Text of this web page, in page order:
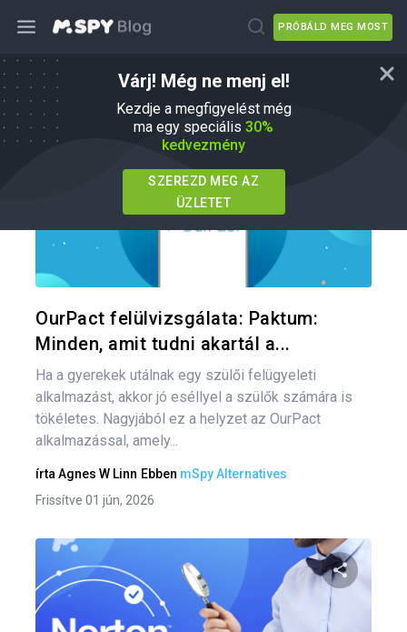
PRÓBÁLD MEG MOST
Várj! Még ne menj el!
Kezdje a megfigyelést még
ma egy speciális 30%
kedvezmény
SZEREZD MEG AZ
ÜZLETET
mSpy Alternatívák
OurPact felülvizsgálata: Paktum:
Minden, amit tudni akartál a...
Ha a gyerekek utálnak egy szülői felügyeleti
alkalmazást, akkor jó eséllyel a szülők számára is
tökéletes. Nagyjából ez a helyzet az OurPact
alkalmazással, amely...
írta Agnes W Linn Ebben mSpy Alternatives
Frissítve 01 jún, 2026
Oszd